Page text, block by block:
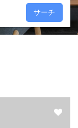
サーチ